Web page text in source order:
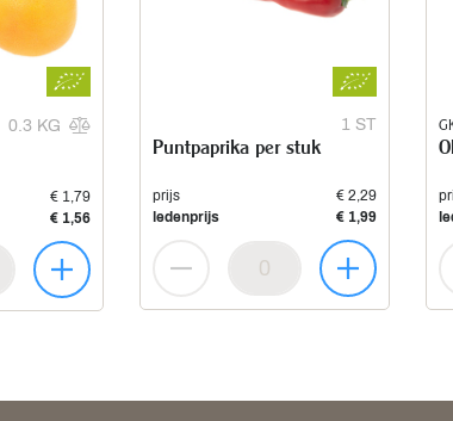
0.3 KG
€ 1,79
€ 1,56
1 ST
Puntpaprika per stuk
prijs
€ 2,29
ledenprijs
€ 1,99